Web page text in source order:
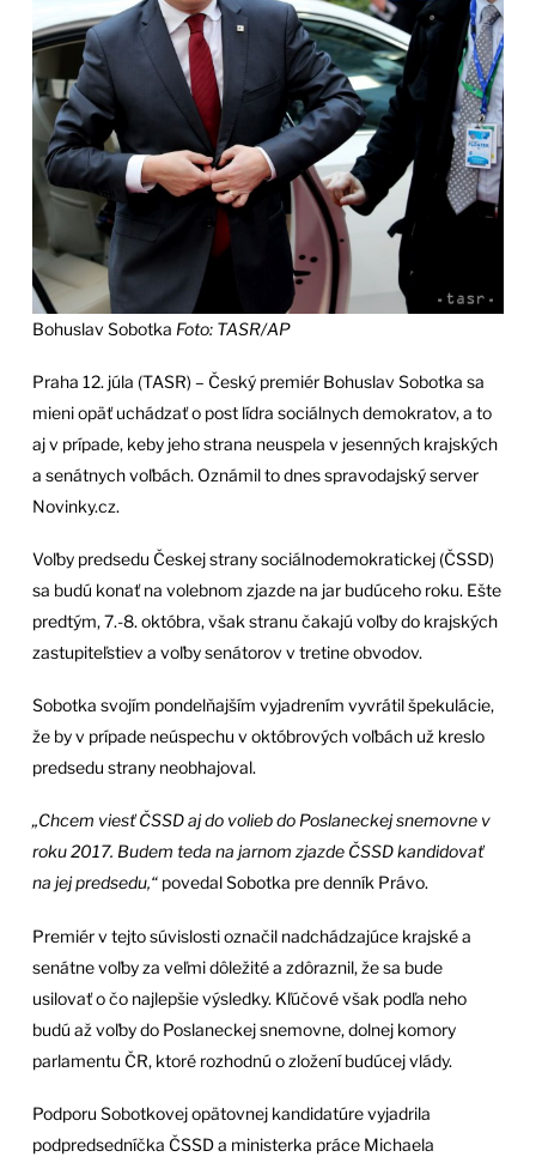
Bohuslav Sobotka Foto: TASR/AP
Praha 12. júla (TASR) – Český premiér Bohuslav Sobotka sa
mieni opäť uchádzať o post lídra sociálnych demokratov, a to
aj v prípade, keby jeho strana neuspela v jesenných krajských
a senátnych voľbách. Oznámil to dnes spravodajský server
Novinky.cz.
Voľby predsedu Českej strany sociálnodemokratickej (ČSSD)
sa budú konať na volebnom zjazde na jar budúceho roku. Ešte
predtým, 7.-8. októbra, však stranu čakajú voľby do krajských
zastupiteľstiev a voľby senátorov v tretine obvodov.
Sobotka svojím pondelňajším vyjadrením vyvrátil špekulácie,
že by v prípade neúspechu v októbrových voľbách už kreslo
predsedu strany neobhajoval.
„Chcem viesť ČSSD aj do volieb do Poslaneckej snemovne v
roku 2017. Budem teda na jarnom zjazde ČSSD kandidovať
na jej predsedu,“povedal Sobotka pre denník Právo.
Premiér v tejto súvislosti označil nadchádzajúce krajské a
senátne voľby za veľmi dôležité a zdôraznil, že sa bude
usilovať o čo najlepšie výsledky. Kľúčové však podľa neho
budú až voľby do Poslaneckej snemovne, dolnej komory
parlamentu ČR, ktoré rozhodnú o zložení budúcej vlády.
Podporu Sobotkovej opätovnej kandidatúre vyjadrila
podpredsedníčka ČSSD a ministerka práce Michaela